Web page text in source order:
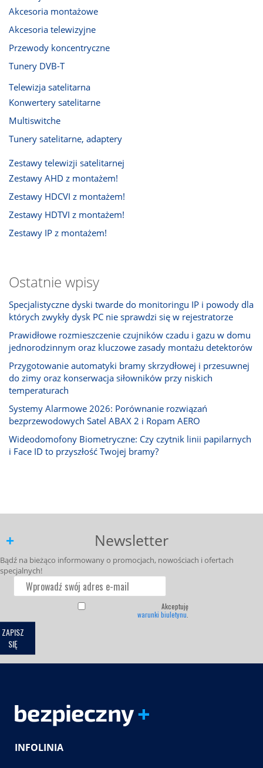
Akcesoria montażowe
Akcesoria telewizyjne
Przewody koncentryczne
Tunery DVB-T
Telewizja satelitarna
Konwertery satelitarne
Multiswitche
Tunery satelitarne, adaptery
Zestawy telewizji satelitarnej
Zestawy AHD z montażem!
Zestawy HDCVI z montażem!
Zestawy HDTVI z montażem!
Zestawy IP z montażem!
Ostatnie wpisy
Specjalistyczne dyski twarde do monitoringu IP i powody dla
których zwykły dysk PC nie sprawdzi się w rejestratorze
Prawidłowe rozmieszczenie czujników czadu i gazu w domu
jednorodzinnym oraz kluczowe zasady montażu detektorów
Przygotowanie automatyki bramy skrzydłowej i przesuwnej
do zimy oraz konserwacja siłowników przy niskich
temperaturach
Systemy Alarmowe 2026: Porównanie rozwiązań
bezprzewodowych Satel ABAX 2 i Ropam AERO
Wideodomofony Biometryczne: Czy czytnik linii papilarnych
i Face ID to przyszłość Twojej bramy?
Newsletter
Bądź na bieżąco informowany o promocjach, nowościach i ofertach
specjalnych!
Akceptuję
warunki biuletynu.
ZAPISZ
SIĘ
INFOLINIA